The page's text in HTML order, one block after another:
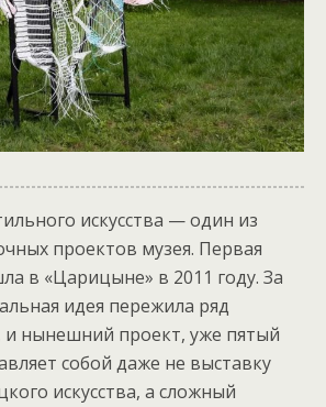
искусства — один из
проектов музея. Первая
в «Царицыне» в 2011 году. За
идея пережила ряд
нынешний проект, уже пятый
собой даже не выставку
искусства, а сложный